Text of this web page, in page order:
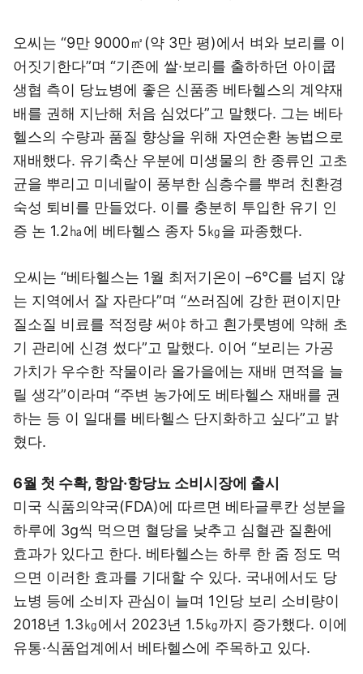
오씨는 “9만 9000㎡(약 3만 평)에서 벼와 보리를 이
어짓기한다”며 “기존에 쌀·보리를 출하하던 아이쿱
생협 측이 당뇨병에 좋은 신품종 베타헬스의 계약재
배를 권해 지난해 처음 심었다”고 말했다. 그는 베타
헬스의 수량과 품질 향상을 위해 자연순환 농법으로
재배했다. 유기축산 우분에 미생물의 한 종류인 고초
균을 뿌리고 미네랄이 풍부한 심층수를 뿌려 친환경
숙성 퇴비를 만들었다. 이를 충분히 투입한 유기 인
증 논 1.2㏊에 베타헬스 종자 5㎏을 파종했다.
오씨는 “베타헬스는 1월 최저기온이 –6℃를 넘지 않
는 지역에서 잘 자란다”며 “쓰러짐에 강한 편이지만
질소질 비료를 적정량 써야 하고 흰가룻병에 약해 초
기 관리에 신경 썼다”고 말했다. 이어 “보리는 가공
가치가 우수한 작물이라 올가을에는 재배 면적을 늘
릴 생각”이라며 “주변 농가에도 베타헬스 재배를 권
하는 등 이 일대를 베타헬스 단지화하고 싶다”고 밝
혔다.
6월 첫 수확, 항암·항당뇨 소비시장에 출시
미국 식품의약국(FDA)에 따르면 베타글루칸 성분을
하루에 3g씩 먹으면 혈당을 낮추고 심혈관 질환에
효과가 있다고 한다. 베타헬스는 하루 한 줌 정도 먹
으면 이러한 효과를 기대할 수 있다. 국내에서도 당
뇨병 등에 소비자 관심이 늘며 1인당 보리 소비량이
2018년 1.3㎏에서 2023년 1.5㎏까지 증가했다. 이에
유통·식품업계에서 베타헬스에 주목하고 있다.